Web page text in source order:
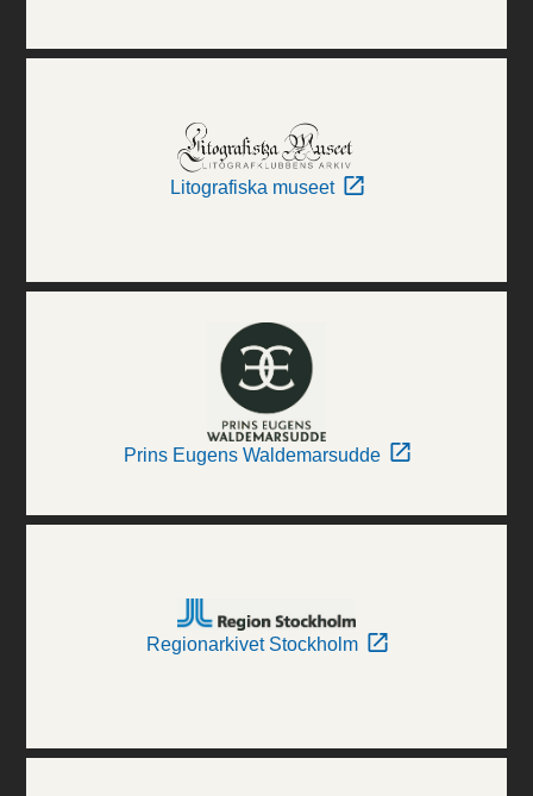
Litografiska museet
Prins Eugens Waldemarsudde
Regionarkivet Stockholm